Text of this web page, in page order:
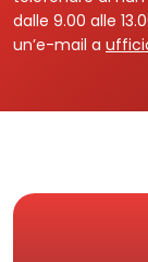
dalle 9.00 alle
un’e-mail a